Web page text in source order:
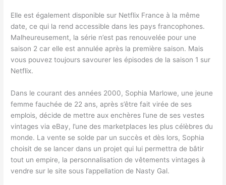
Elle est également disponible sur Netflix France à la même
date, ce qui la rend accessible dans les pays francophones.
Malheureusement, la série n’est pas renouvelée pour une
saison 2 car elle est annulée après la première saison. Mais
vous pouvez toujours savourer les épisodes de la saison 1 sur
Netflix.
Dans le courant des années 2000, Sophia Marlowe, une jeune
femme fauchée de 22 ans, après s’être fait virée de ses
emplois, décide de mettre aux enchères l’une de ses vestes
vintages via eBay, l’une des marketplaces les plus célèbres du
monde. La vente se solde par un succès et dès lors, Sophia
choisit de se lancer dans un projet qui lui permettra de bâtir
tout un empire, la personnalisation de vêtements vintages à
vendre sur le site sous l’appellation de Nasty Gal.